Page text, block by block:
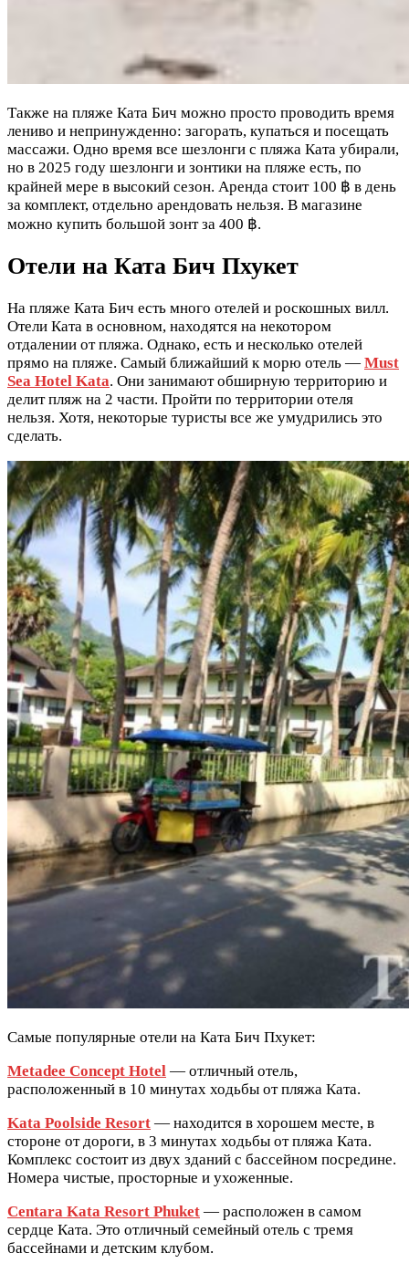
Также на пляже Ката Бич можно просто проводить время
лениво и непринужденно: загорать, купаться и посещать
массажи. Одно время все шезлонги с пляжа Ката убирали,
но в 2025 году шезлонги и зонтики на пляже есть, по
крайней мере в высокий сезон. Аренда стоит 100 ฿ в день
за комплект, отдельно арендовать нельзя. В магазине
можно купить большой зонт за 400 ฿.
Отели на Ката Бич Пхукет
На пляже Ката Бич есть много отелей и роскошных вилл.
Отели Ката в основном, находятся на некотором
отдалении от пляжа. Однако, есть и несколько отелей
прямо на пляже. Самый ближайший к морю отель — Must
Sea Hotel Kata. Они занимают обширную территорию и
делит пляж на 2 части. Пройти по территории отеля
нельзя. Хотя, некоторые туристы все же умудрились это
сделать.
Самые популярные отели на Ката Бич Пхукет:
Metadee Concept Hotel — отличный отель,
расположенный в 10 минутах ходьбы от пляжа Ката.
Kata Poolside Resort — находится в хорошем месте, в
стороне от дороги, в 3 минутах ходьбы от пляжа Ката.
Комплекс состоит из двух зданий с бассейном посредине.
Номера чистые, просторные и ухоженные.
Centara Kata Resort Phuket — расположен в самом
сердце Ката. Это отличный семейный отель с тремя
бассейнами и детским клубом.